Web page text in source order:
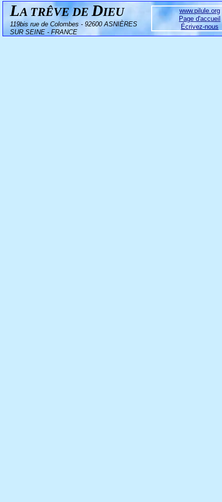
LA TRÊVE DE DIEU
119bis rue de Colombes - 92600 ASNIÈRES
SUR SEINE - FRANCE
www.pilule.org
Page d'accueil
Écrivez-nous